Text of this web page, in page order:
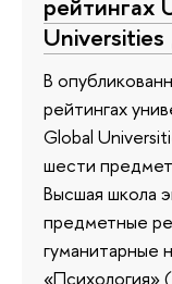
В
рейтингах
Global
шести
Высшая школа
предметные
гуманитарные
«Психология»